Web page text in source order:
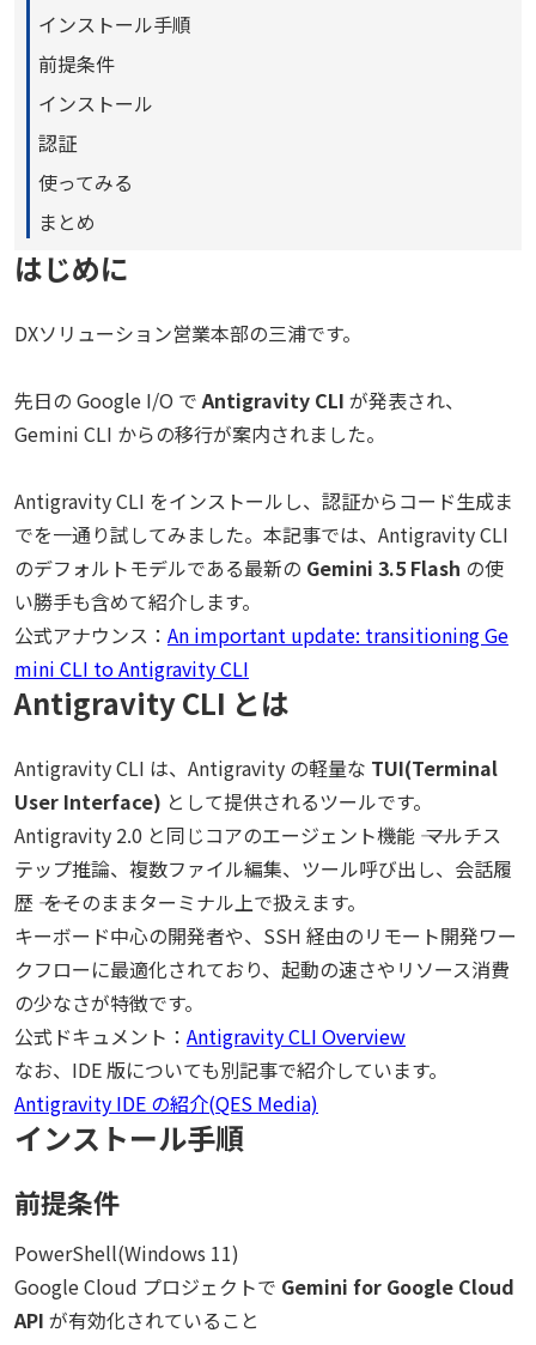
インストール手順
前提条件
インストール
認証
使ってみる
まとめ
はじめに
DXソリューション営業本部の三浦です。
先日の Google I/O でAntigravity CLI が発表され、
Gemini CLI からの移行が案内されました。
Antigravity CLI をインストールし、認証からコード生成ま
でを一通り試してみました。本記事では、Antigravity CLI
のデフォルトモデルである最新の Gemini 3.5 Flash の使
い勝手も含めて紹介します。
公式アナウンス： An important update: transitioning Ge
mini CLI to Antigravity CLI
Antigravity CLI とは
Antigravity CLI は、Antigravity の軽量な TUI(Terminal
User Interface) として提供されるツールです。
Antigravity 2.0 と同じコアのエージェント機能 ―― マルチス
テップ推論、複数ファイル編集、ツール呼び出し、会話履
歴 ―― をそのままターミナル上で扱えます。
キーボード中心の開発者や、SSH 経由のリモート開発ワー
クフローに最適化されており、起動の速さやリソース消費
の少なさが特徴です。
公式ドキュメント： Antigravity CLI Overview
なお、IDE 版についても別記事で紹介しています。
Antigravity IDE の紹介(QES Media)
インストール手順
前提条件
PowerShell(Windows 11)
Google Cloud プロジェクトで Gemini for Google Cloud
API が有効化されていること